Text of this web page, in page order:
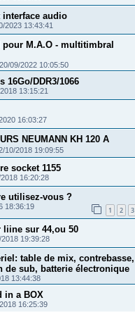
interface audio
2023 13:43:41
pour M.A.O - multitimbral
20/09/2022 10:05:50
16Go/DDR3/1066
13:15:21
16:03:27
NEUMANN KH 120 A
10/2018 19:09:55
socket 1155
16:20:28
utilisez-vous ?
18:36:19 1 2 3
sur 44,ou 50
2018 19:39:28
table de mix, contrebasse,
de sub, batterie électronique
13:44:38
in a BOX
16:25:39